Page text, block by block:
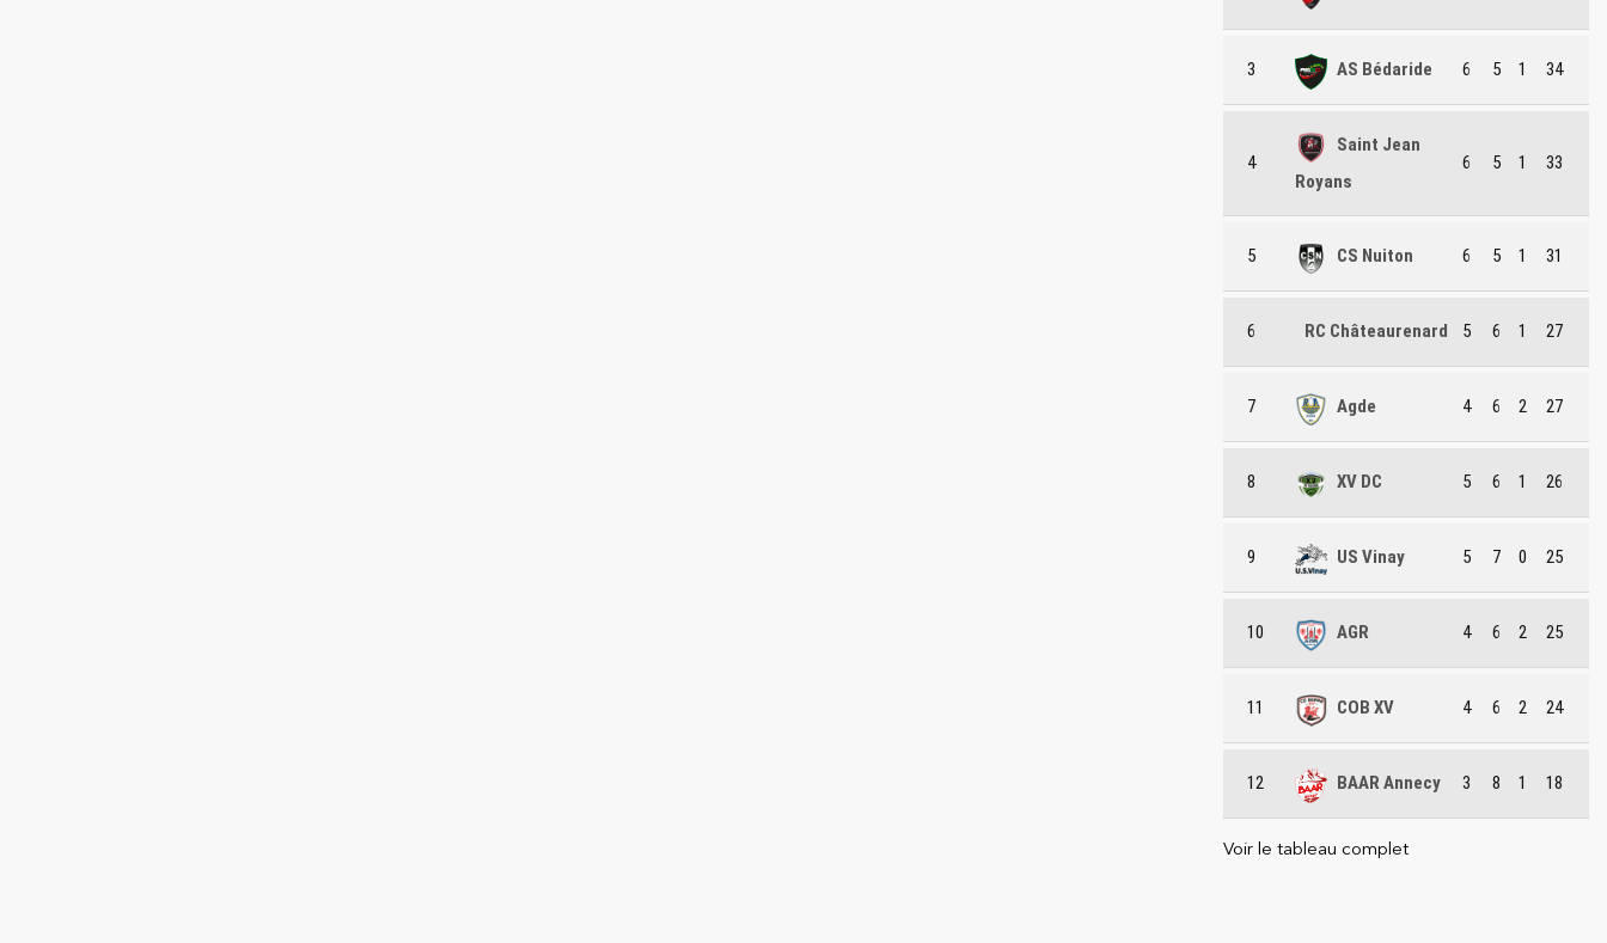
3 AS Bédaride 6 5 1 34
4
Saint Jean
Royans
6 5 1 33
5 CS Nuiton 6 5 1 31
6 RC Châteaurenard 5 6 1 27
7 Agde 4 6 2 27
8 XV DC 5 6 1 26
9 US Vinay 5 7 0 25
10 AGR 4 6 2 25
11 COB XV 4 6 2 24
12 BAAR Annecy 3 8 1 18
Voir le tableau complet